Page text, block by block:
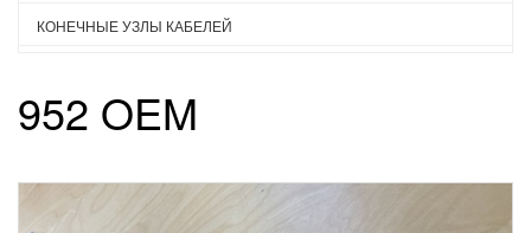
КОНЕЧНЫЕ УЗЛЫ КАБЕЛЕЙ
952 OEM